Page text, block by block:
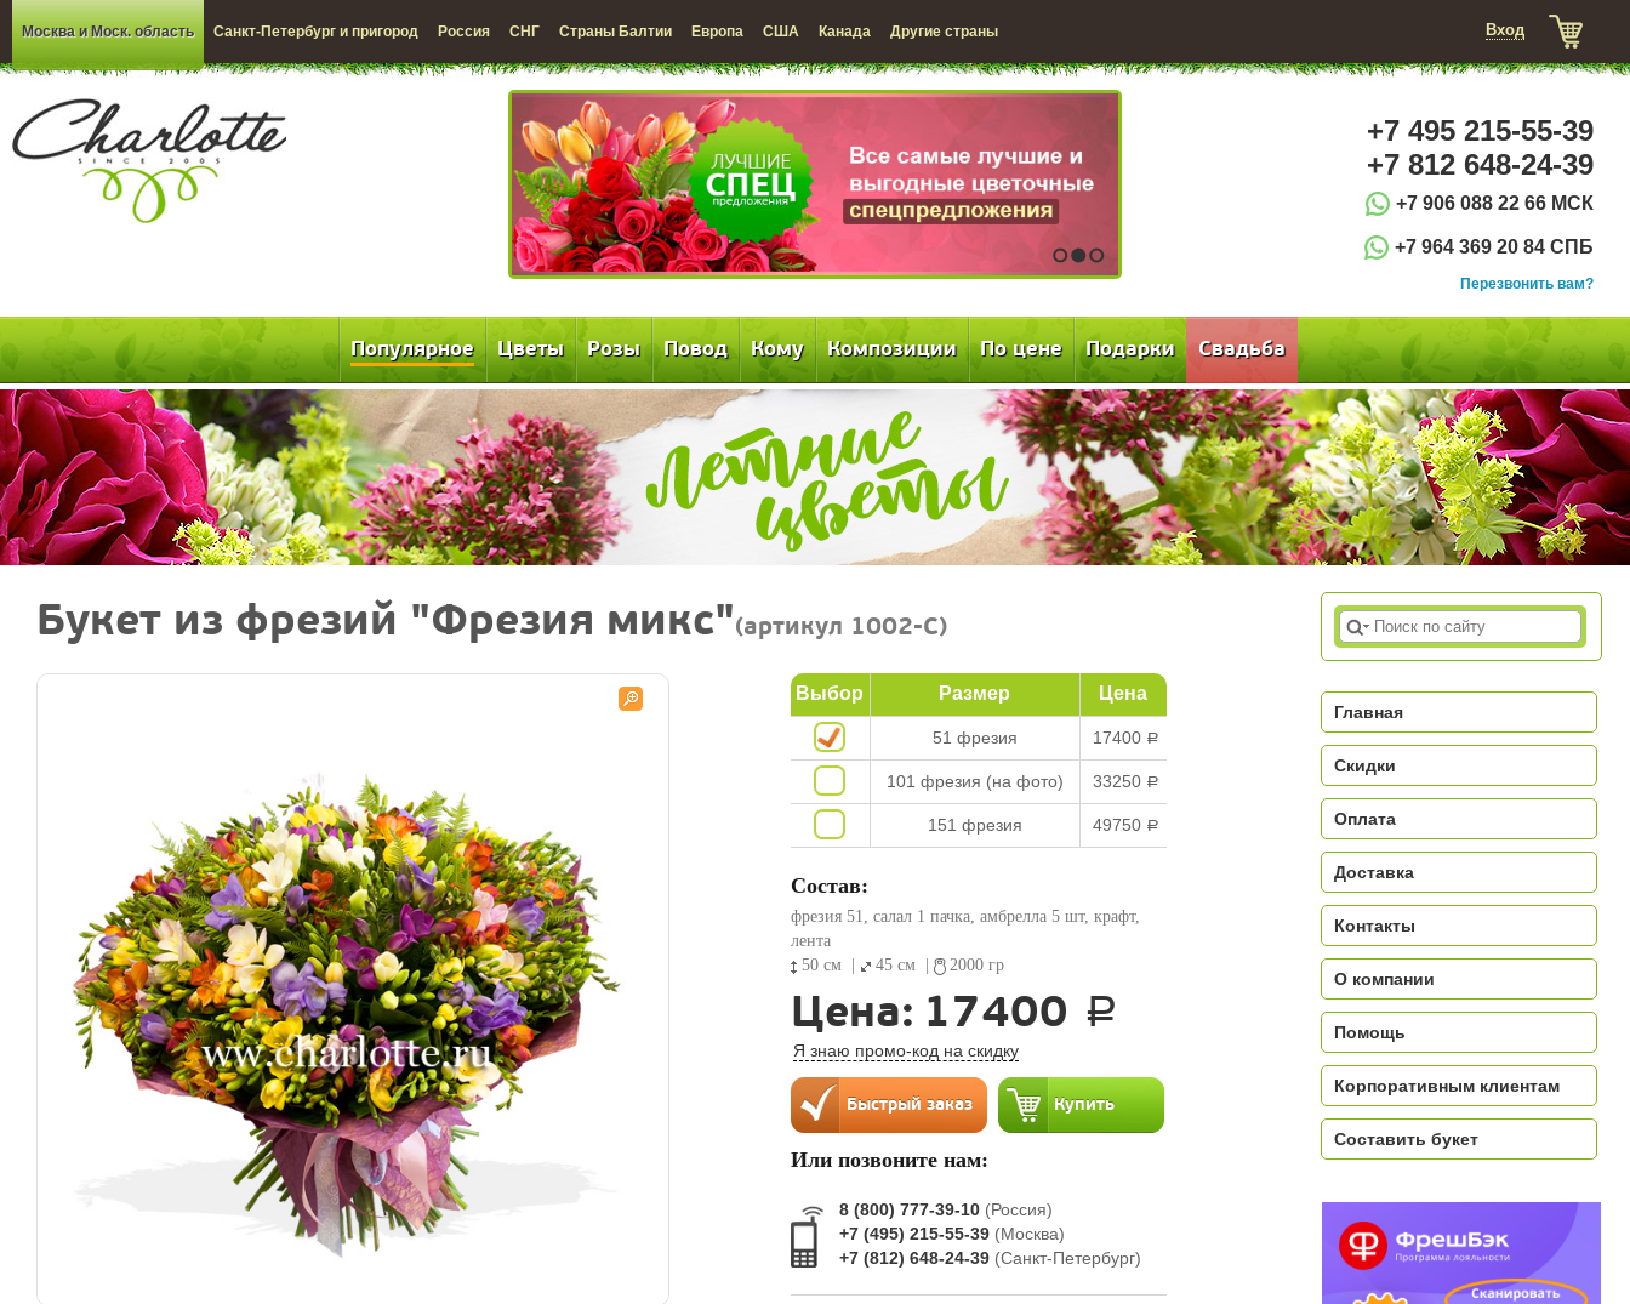
Москва и Моск. область Санкт-Петербург и пригород Россия СНГ Страны Балтии Европа США Канада Другие страны Вход
1 2 3
+7 495 215-55-39
+7 812 648-24-39
+7 906 088 22 66 МСК
+7 964 369 20 84 СПБ
Перезвонить вам?
Популярное Цветы Розы Повод Кому Композиции По цене Подарки Свадьба
Букет из фрезий "Фрезия микс"(артикул 1002-C)
Выбор Размер Цена
51 фрезия 17400 a
101 фрезия (на фото) 33250 a
151 фрезия 49750 a
Состав:
фрезия 51, салал 1 пачка, амбрелла 5 шт, крафт,
лента
50 см
45 см 2000 гр
Цена: 17400 a
Я знаю промо-код на скидку
Или позвоните нам:
8 (800) 777-39-10 (Россия)
+7 (495) 215-55-39 (Москва)
+7 (812) 648-24-39 (Санкт-Петербург)
Главная
Скидки
Оплата
Доставка
Контакты
О компании
Помощь
Корпоративным клиентам
Составить букет